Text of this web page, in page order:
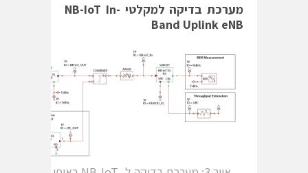
מערכת בדיקה למקלטי NB-IoT In-
Band Uplink eNB